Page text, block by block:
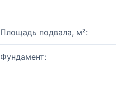
Площадь подвала, м²:
Фундамент: